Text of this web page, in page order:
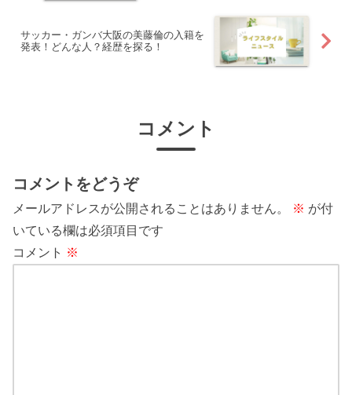
サッカー・ガンバ大阪の美藤倫の入籍を
発表！どんな人？経歴を探る！
コメント
コメントをどうぞ
メールアドレスが公開されることはありません。 ※ が付
いている欄は必須項目です
コメント ※